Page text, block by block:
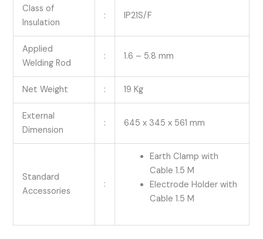
Class of
Insulation
: IP21S/F
Applied
Welding Rod
: 1.6 – 5.8 mm
Net Weight : 19 Kg
External
Dimension
: 645 x 345 x 561 mm
Standard
Accessories
:
Earth Clamp with
Cable 1.5 M
Electrode Holder with
Cable 1.5 M